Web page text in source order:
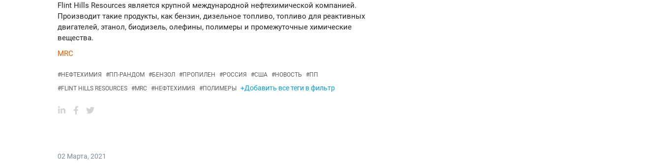
Flint Hills Resources является крупной международной нефтехимической компанией.
Производит такие продукты, как бензин, дизельное топливо, топливо для реактивных
двигателей, этанол, биодизель, олефины, полимеры и промежуточные химические
вещества.
MRC
#НЕФТЕХИМИЯ #ПП-РАНДОМ #БЕНЗОЛ #ПРОПИЛЕН #РОССИЯ #США #НОВОСТЬ #ПП
#FLINT HILLS RESOURCES #MRC #НЕФТЕХИМИЯ #ПОЛИМЕРЫ +Добавить все теги в фильтр
02 Марта, 2021